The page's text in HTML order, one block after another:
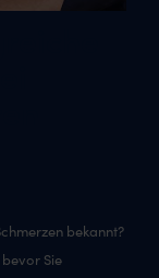
bekannt?
Sie